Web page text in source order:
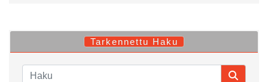
Tarkennettu Haku